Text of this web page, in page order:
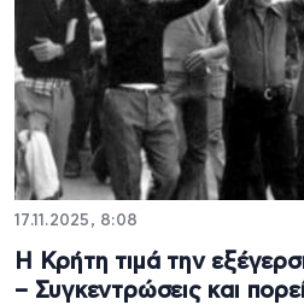
17.11.2025, 8:08
Η Κρήτη τιμά την
– Συγκεντρώσεις και